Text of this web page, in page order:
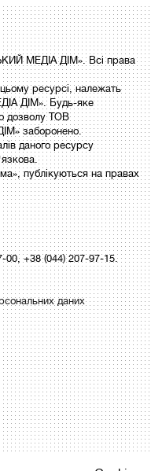
МЕДІА ДІМ». Всі права
цьому ресурсі, належать
ДІМ». Будь-яке
дозволу ТОВ
заборонено.
даного ресурсу
публікуються на правах
00, +38 (044) 207-97-15.
даних